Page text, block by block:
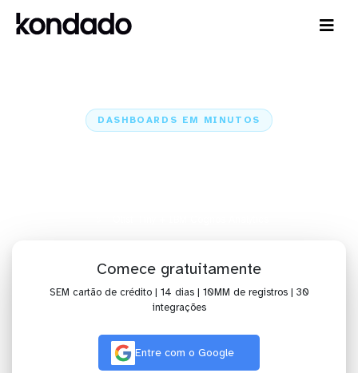
DASHBOARDS EM MINUTOS
Comece gratuitamente
SEM cartão de crédito | 14 dias | 10MM de registros | 30
integrações
Entre com o Google